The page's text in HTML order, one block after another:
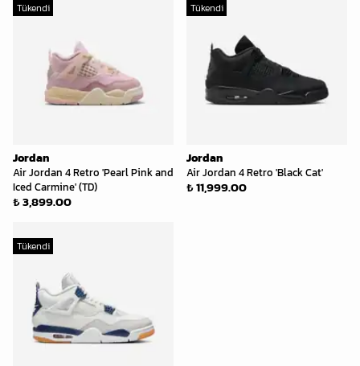
Tükendi
Jordan
Air Jordan 4 Retro 'Pearl Pink and
Iced Carmine' (TD)
₺ 3,899.00
Tükendi
Jordan
Air Jordan 4 Retro 'Black Cat'
₺ 11,999.00
Tükendi